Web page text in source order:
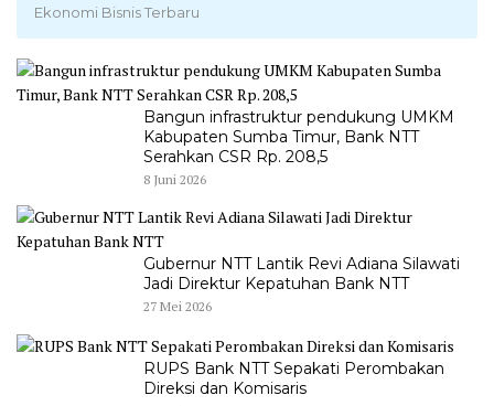
Ekonomi Bisnis Terbaru
Bangun infrastruktur pendukung UMKM
Kabupaten Sumba Timur, Bank NTT
Serahkan CSR Rp. 208,5
8 Juni 2026
Gubernur NTT Lantik Revi Adiana Silawati
Jadi Direktur Kepatuhan Bank NTT
27 Mei 2026
RUPS Bank NTT Sepakati Perombakan
Direksi dan Komisaris